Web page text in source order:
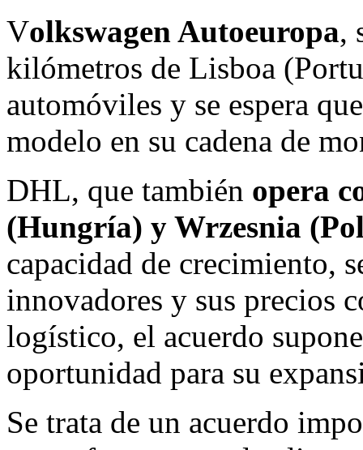
Volkswagen Autoeuropa,
kilómetros de Lisboa
automóviles y se espera
modelo en su cadena de
DHL, que también opera
(Hungría) y Wrzesnia
capacidad de crecimiento,
innovadores y sus precios
logístico, el acuerdo
oportunidad para su
Se trata de un acuerdo